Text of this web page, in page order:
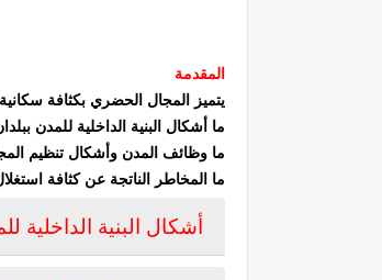
المقدمة
يتميز المجال الحضري بكثافة
ما أشكال البنية الداخلية للمدن
ما وظائف المدن وأشكال تنظيم
ما المخاطر الناتجة عن كثافة
أشكال البنية الداخلية